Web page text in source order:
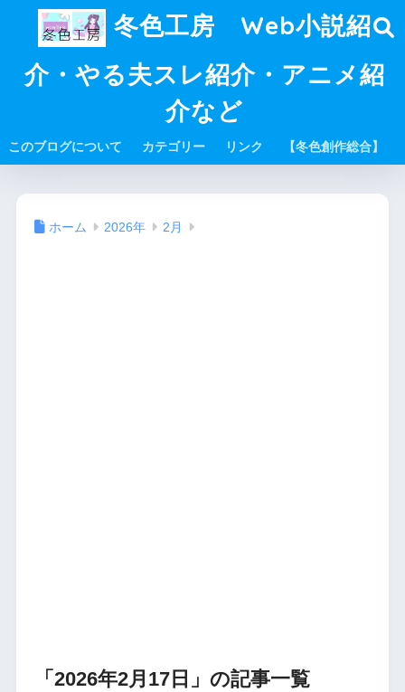
冬色工房 Web小説紹
介・やる夫スレ紹介・アニメ紹
介など
このブログについて カテゴリー リンク 【冬色創作総合】
ホーム 2026年 2月
「2026年2月17日」の記事一覧